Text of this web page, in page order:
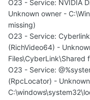
O23 - Service: NVIDIA
Unknown owner -
missing)
O23 - Service:
(RichVideo64) -
Files\CyberLink\Shared
O23 - Service:
(RpcLocator) -